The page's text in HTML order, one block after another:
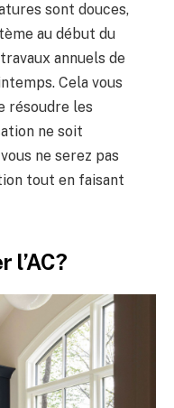
sont douces,
au début du
annuels de
Cela vous
résoudre les
ne soit
ne serez pas
tout en faisant
l’AC?